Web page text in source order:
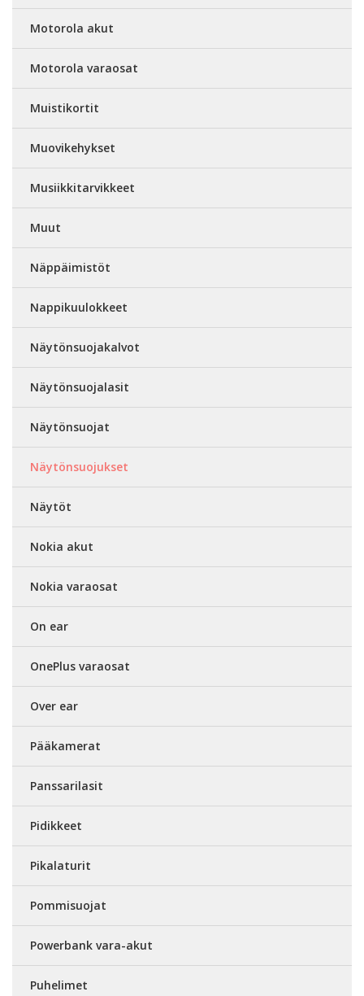
Motorola akut
Motorola varaosat
Muistikortit
Muovikehykset
Musiikkitarvikkeet
Muut
Näppäimistöt
Nappikuulokkeet
Näytönsuojakalvot
Näytönsuojalasit
Näytönsuojat
Näytönsuojukset
Näytöt
Nokia akut
Nokia varaosat
On ear
OnePlus varaosat
Over ear
Pääkamerat
Panssarilasit
Pidikkeet
Pikalaturit
Pommisuojat
Powerbank vara-akut
Puhelimet